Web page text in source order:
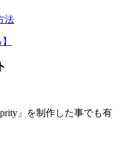
法
】
」を制作した事でも有